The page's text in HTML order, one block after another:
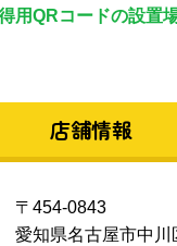
用QRコードの設置
店舗情報
〒454-0843
愛知県名古屋市中川